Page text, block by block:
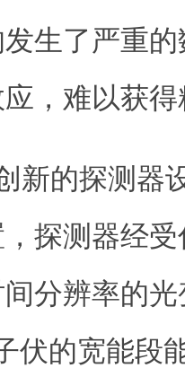
生了严重
，难以获
的探测器
探测器经
分辨率的
伏的宽能段